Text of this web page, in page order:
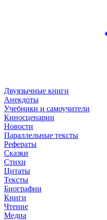
Двуязычные книги
Анекдоты
Учебники и самоучители
Киносценарии
Новости
Параллельные тексты
Рефераты
Сказки
Стихи
Цитаты
Тексты
Биографии
Книги
Чтение
Медиа